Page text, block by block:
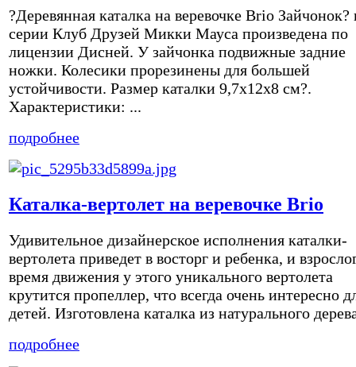
?Деревянная каталка на веревочке Brio Зайчонок?
серии Клуб Друзей Микки Мауса произведена по
лицензии Дисней. У зайчонка подвижные задние
ножки. Колесики прорезинены для большей
устойчивости. Размер каталки 9,7х12х8 см?.
Характеристики: ...
подробнее
Каталка-вертолет на веревочке Brio
Удивительное дизайнерское исполнения каталки-
вертолета приведет в восторг и ребенка, и
время движения у этого уникального вертолета
крутится пропеллер, что всегда очень интересно
детей. Изготовлена каталка из натурального
подробнее